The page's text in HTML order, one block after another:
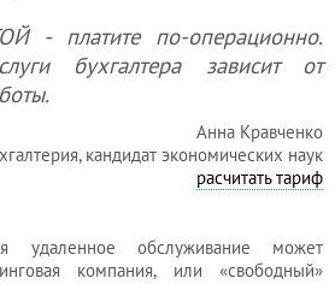
- платите по-операционно.
бухгалтера зависит от
Анна Кравченко
кандидат экономических наук
расчитать тариф
удаленное обслуживание может
компания, или «свободный»